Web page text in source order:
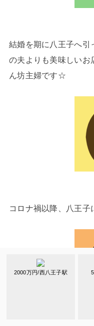
2000万円/西八王子駅
結婚を期に八王子へ引
の夫よりも美味しいお
ん坊主婦です☆
コロナ禍以降、八王子